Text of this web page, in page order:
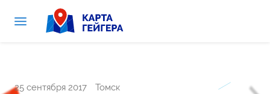
25 сентября 2017 Томск